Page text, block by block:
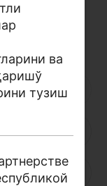
Д
Р
ва
тузиш